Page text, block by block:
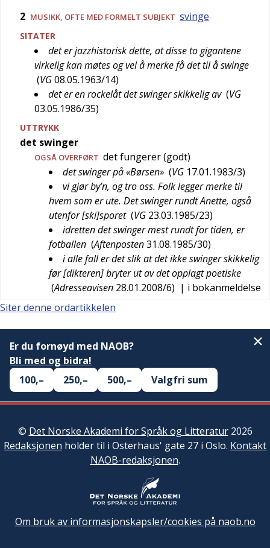
2 MUSIKK, OFTE MED FORMELT SUBJEKT svinge
SITATER
det er jazzhistorisk dette, at disse to gigantene
virkelig kan møtes og vel å merke få det til å swinge
(VG08.05.1963/14)
det er en rockelåt det swinger skikkelig av (VG
03.05.1986/35)
UTTRYKK
det swinger
OGSÅ OVERFØRT det fungerer (godt)
det swinger på «Børsen» (VG 17.01.1983/3)
vi gjør by’n, og tro oss. Folk legger merke til
hvem som er ute. Det swinger rundt Anette, også
utenfor [ski]sporet (VG 23.03.1985/23)
idretten det swinger mest rundt for tiden, er
fotballen (Aftenposten31.08.1985/30)
i alle fall er det slik at det ikke swinger skikkelig
før [dikteren] bryter ut av det opplagt poetiske
(Adresseavisen 28.01.2008/6) | i bokanmeldelse
Siter denne ordartikkelen
Er du fornøyd med NAOB?
Bli med og bidra!
100,–
250,– 500,– Valgfri sum
© Det Norske Akademi for Språk og Litteratur2026
Redaksjonen holder til i Osterhaus' gate 27 i Oslo. Kontakt
NAOB-redaksjonen.
Om bruk av informasjonskapsler/cookies på naob.no